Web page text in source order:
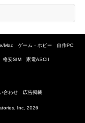
Mac ゲーム・ホビー 自作PC
格安SIM 家電ASCII
合わせ 広告掲載
Inc. 2026